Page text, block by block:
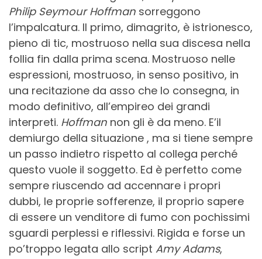
Philip Seymour Hoffman sorreggono
l’impalcatura. Il primo, dimagrito, è istrionesco,
pieno di tic, mostruoso nella sua discesa nella
follia fin dalla prima scena. Mostruoso nelle
espressioni, mostruoso, in senso positivo, in
una recitazione da asso che lo consegna, in
modo definitivo, all’empireo dei grandi
interpreti. Hoffman non gli è da meno. E’il
demiurgo della situazione , ma si tiene sempre
un passo indietro rispetto al collega perché
questo vuole il soggetto. Ed è perfetto come
sempre riuscendo ad accennare i propri
dubbi, le proprie sofferenze, il proprio sapere
di essere un venditore di fumo con pochissimi
sguardi perplessi e riflessivi. Rigida e forse un
po’troppo legata allo script Amy Adams,